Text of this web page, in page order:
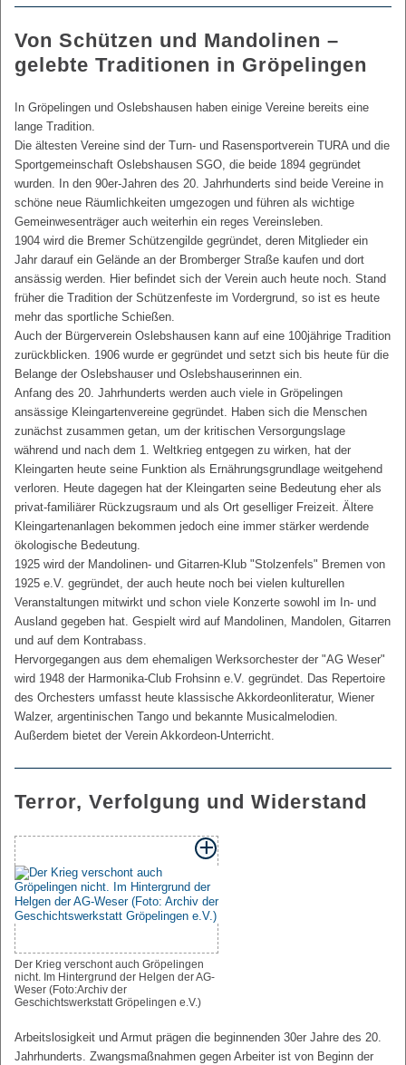
Von Schützen und Mandolinen –
gelebte Traditionen in Gröpelingen
In Gröpelingen und Oslebshausen haben einige Vereine bereits eine
lange Tradition.
Die ältesten Vereine sind der Turn- und Rasensportverein TURA und die
Sportgemeinschaft Oslebshausen SGO, die beide 1894 gegründet
wurden. In den 90er-Jahren des 20. Jahrhunderts sind beide Vereine in
schöne neue Räumlichkeiten umgezogen und führen als wichtige
Gemeinwesenträger auch weiterhin ein reges Vereinsleben.
1904 wird die Bremer Schützengilde gegründet, deren Mitglieder ein
Jahr darauf ein Gelände an der Bromberger Straße kaufen und dort
ansässig werden. Hier befindet sich der Verein auch heute noch. Stand
früher die Tradition der Schützenfeste im Vordergrund, so ist es heute
mehr das sportliche Schießen.
Auch der Bürgerverein Oslebshausen kann auf eine 100jährige Tradition
zurückblicken. 1906 wurde er gegründet und setzt sich bis heute für die
Belange der Oslebshauser und Oslebshauserinnen ein.
Anfang des 20. Jahrhunderts werden auch viele in Gröpelingen
ansässige Kleingartenvereine gegründet. Haben sich die Menschen
zunächst zusammen getan, um der kritischen Versorgungslage
während und nach dem 1. Weltkrieg entgegen zu wirken, hat der
Kleingarten heute seine Funktion als Ernährungsgrundlage weitgehend
verloren. Heute dagegen hat der Kleingarten seine Bedeutung eher als
privat-familiärer Rückzugsraum und als Ort geselliger Freizeit. Ältere
Kleingartenanlagen bekommen jedoch eine immer stärker werdende
ökologische Bedeutung.
1925 wird der Mandolinen- und Gitarren-Klub "Stolzenfels" Bremen von
1925 e.V. gegründet, der auch heute noch bei vielen kulturellen
Veranstaltungen mitwirkt und schon viele Konzerte sowohl im In- und
Ausland gegeben hat. Gespielt wird auf Mandolinen, Mandolen, Gitarren
und auf dem Kontrabass.
Hervorgegangen aus dem ehemaligen Werksorchester der "AG Weser"
wird 1948 der Harmonika-Club Frohsinn e.V. gegründet. Das Repertoire
des Orchesters umfasst heute klassische Akkordeonliteratur, Wiener
Walzer, argentinischen Tango und bekannte Musicalmelodien.
Außerdem bietet der Verein Akkordeon-Unterricht.
Terror, Verfolgung und Widerstand
Der Krieg verschont auch Gröpelingen
nicht. Im Hintergrund der Helgen der AG-
Weser (Foto:Archiv der
Geschichtswerkstatt Gröpelingen e.V.)
Arbeitslosigkeit und Armut prägen die beginnenden 30er Jahre des 20.
Jahrhunderts. Zwangsmaßnahmen gegen Arbeiter ist von Beginn der